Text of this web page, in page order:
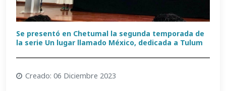
Se presentó en Chetumal la segunda temporada de
la serie Un lugar llamado México, dedicada a Tulum
Creado: 06 Diciembre 2023